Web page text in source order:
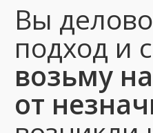
Вы
подход и
возьму
от